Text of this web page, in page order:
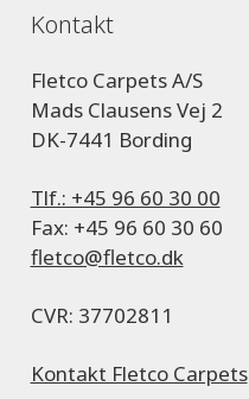
Kontakt
Fletco Carpets A/S
Mads Clausens Vej 2
DK-7441 Bording
Tlf.: +45 96 60 30 00
Fax: +45 96 60 30 60
fletco@fletco.dk
CVR: 37702811
Kontakt Fletco Carpets